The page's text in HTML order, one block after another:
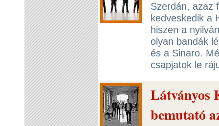
Szerdán, azaz
kedveskedik a
hiszen a
olyan bandák
és a Sinaro.
csapjatok le
Látványos
bemutató